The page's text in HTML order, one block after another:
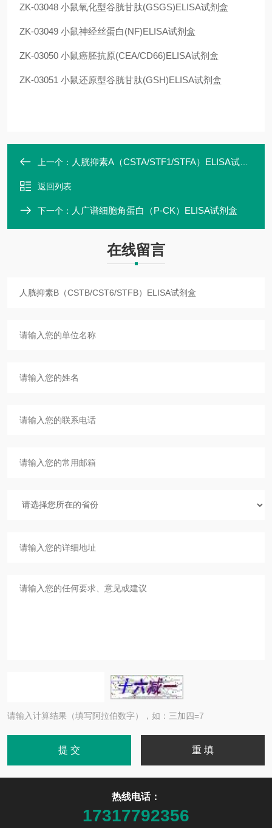
ZK-03048 小鼠氧化型谷胱甘肽(GSGS)ELISA试剂盒
ZK-03049 小鼠神经丝蛋白(NF)ELISA试剂盒
ZK-03050 小鼠癌胚抗原(CEA/CD66)ELISA试剂盒
ZK-03051 小鼠还原型谷胱甘肽(GSH)ELISA试剂盒
上一个： 人胱抑素A（CSTA/STF1/STFA）ELISA试剂盒
返回列表
下一个： 人广谱细胞角蛋白（P-CK）ELISA试剂盒
在线留言
请输入计算结果（填写阿拉伯数字），如：三加四=7
热线电话：
17317792356